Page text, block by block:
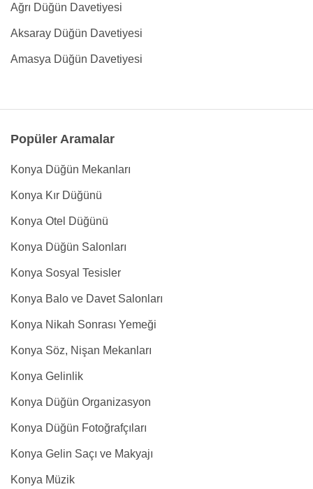
Ağrı Düğün Davetiyesi
Aksaray Düğün Davetiyesi
Amasya Düğün Davetiyesi
Popüler Aramalar
Konya Düğün Mekanları
Konya Kır Düğünü
Konya Otel Düğünü
Konya Düğün Salonları
Konya Sosyal Tesisler
Konya Balo ve Davet Salonları
Konya Nikah Sonrası Yemeği
Konya Söz, Nişan Mekanları
Konya Gelinlik
Konya Düğün Organizasyon
Konya Düğün Fotoğrafçıları
Konya Gelin Saçı ve Makyajı
Konya Müzik